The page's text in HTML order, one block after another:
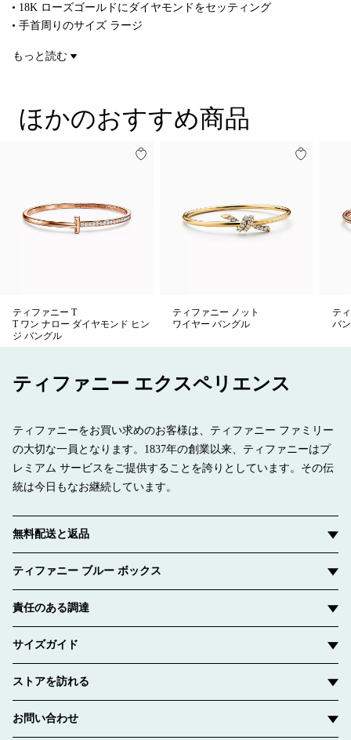
一人ひとりの大切なつながりを体現しています。艶やかな18K
ローズゴールドで作り上げられ、手作業でより一層美しい光沢
も、クラシックなシェイプのバングルとの独創性にあふれた組
18K ローズゴールドにダイヤモンドをセッティング
手首周りのサイズ ラージ
ダイヤモンド 合計 0.79カラット
もっと読む
ほかのおすすめ商品
ティファニー T
T ワン ナロー ダイヤモンド ヒン
ジ バングル
ティファニー ノット
ワイヤー バングル
テ
バ
ティファニー エクスペリエンス
ティファニーをお買い求めのお客様は、ティファニー ファミリー
の大切な一員となります。1837年の創業以来、ティファニーはプ
レミアム サービスをご提供することを誇りとしています。その伝
統は今日もなお継続しています。
無料配送と返品
ティファニー ブルー ボックス
責任のある調達
サイズガイド
ストアを訪れる
お問い合わせ